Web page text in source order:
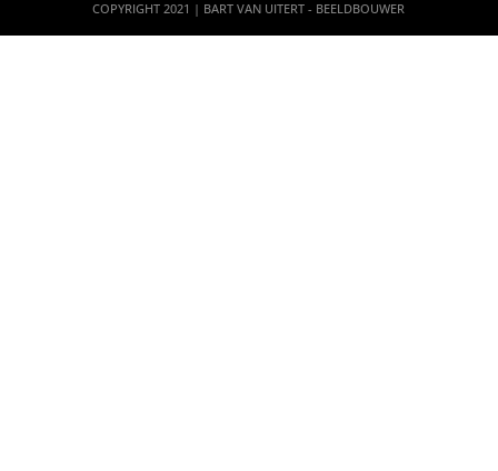
COPYRIGHT 2021 | BART VAN UITERT - BEELDBOUWER